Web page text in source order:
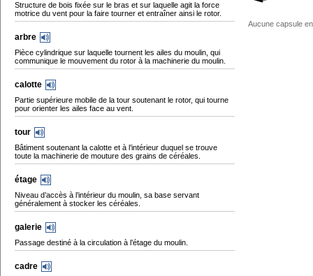
Structure de bois fixée sur le bras et sur laquelle agit la force
motrice du vent pour la faire tourner et entraîner ainsi le rotor.
arbre
Pièce cylindrique sur laquelle tournent les ailes du moulin, qui
communique le mouvement du rotor à la machinerie du moulin.
calotte
Partie supérieure mobile de la tour soutenant le rotor, qui tourne
pour orienter les ailes face au vent.
tour
Bâtiment soutenant la calotte et à l’intérieur duquel se trouve
toute la machinerie de mouture des grains de céréales.
étage
Niveau d’accès à l’intérieur du moulin, sa base servant
généralement à stocker les céréales.
galerie
Passage destiné à la circulation à l’étage du moulin.
cadre
Aucune capsule